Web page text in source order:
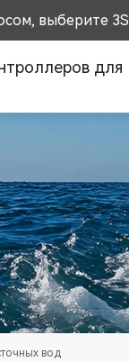
выберите 3S
для
вод